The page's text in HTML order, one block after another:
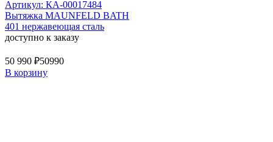
Артикул: КА-00017484
Вытяжка MAUNFELD BATH
401 нержавеющая сталь
доступно к заказу
50 990 ₽50990
В корзину